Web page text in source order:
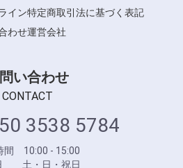
イン特定商取引法に基づく表記
わせ運営会社
い合わせ
CONTACT
3538 5784
間 10:00 - 15:00
土・日・祝日